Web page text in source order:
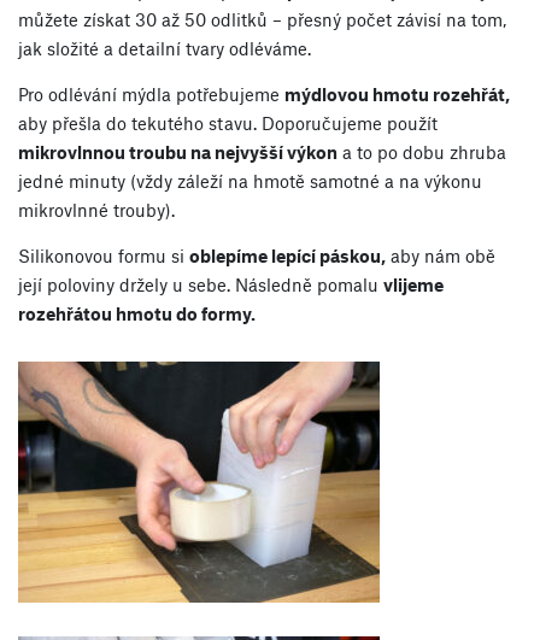
můžete získat 30 až 50 odlitků – přesný počet závisí na tom,
jak složité a detailní tvary odléváme.
Pro odlévání mýdla potřebujeme mýdlovou hmotu rozehřát,
aby přešla do tekutého stavu. Doporučujeme použít
mikrovlnnou troubu na nejvyšší výkon a to po dobu zhruba
jedné minuty (vždy záleží na hmotě samotné a na výkonu
mikrovlnné trouby).
Silikonovou formu si oblepíme lepící páskou, aby nám obě
její poloviny držely u sebe. Následně pomalu vlijeme
rozehřátou hmotu do formy.